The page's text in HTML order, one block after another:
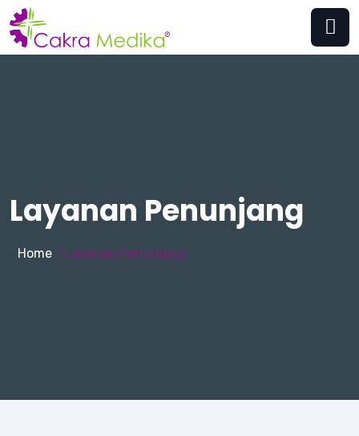
Layanan Penunjang
Home / Layanan Penunjang